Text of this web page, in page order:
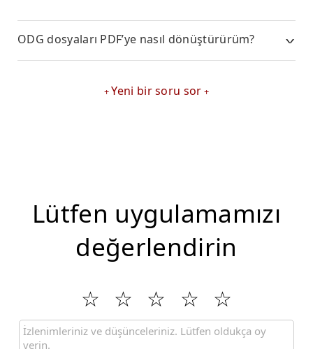
ODG dosyaları PDF’ye nasıl dönüştürürüm?
Yeni bir soru sor
Lütfen uygulamamızı
değerlendirin